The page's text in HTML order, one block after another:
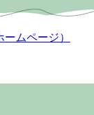
ムページ）